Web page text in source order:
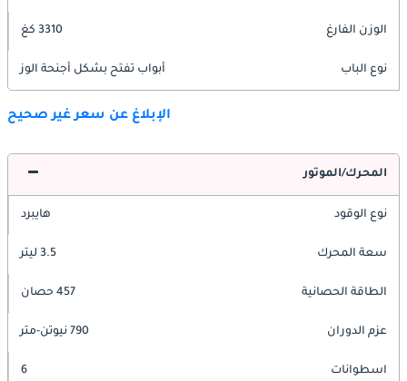
الوزن الفارغ 3310 كغ
نوع الباب أبواب تفتح بشكل أجنحة الوز
الإبلاغ عن سعر غير صحيح
المحرك/الموتور
نوع الوقود هايبرد
سعة المحرك 3.5 ليتر
الطاقة الحصانية 457 حصان
عزم الدوران 790 نيوتن-متر
اسطوانات 6